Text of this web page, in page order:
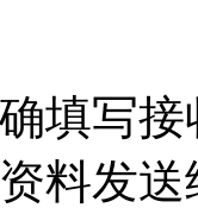
填写
料发送